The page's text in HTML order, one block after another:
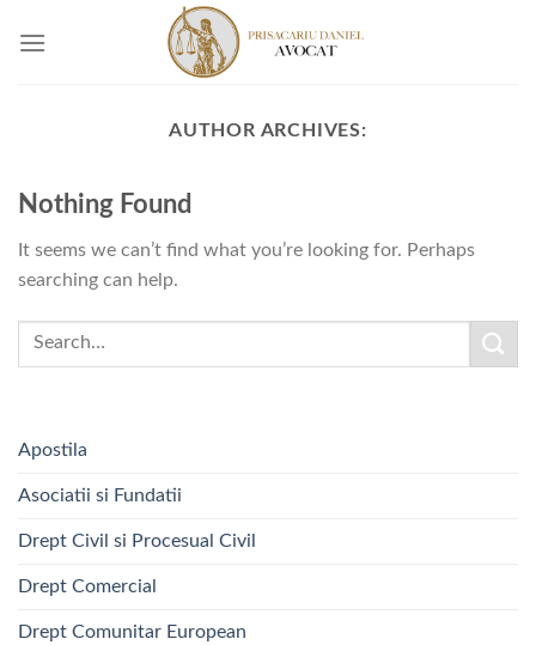
AUTHOR ARCHIVES:
Nothing Found
It seems we can’t find what you’re looking for. Perhaps
searching can help.
Apostila
Asociatii si Fundatii
Drept Civil si Procesual Civil
Drept Comercial
Drept Comunitar European